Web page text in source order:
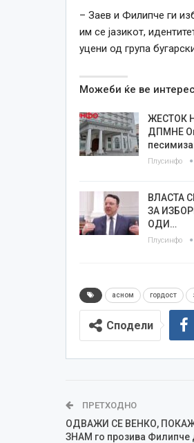
– Заев и Филипче ги
им се јазикот,
уцени од група
Можеби ќе ве
ЖЕСТОК
ДПМНЕ
Плусинфо
ВЛАСТА
ЗА
ОДИ…
Плусинфо
асном гордост
Сподели
ПРЕТХОДНО
ОДВАЖИ СЕ ВЕНКО,
ЗНАМ го прозива